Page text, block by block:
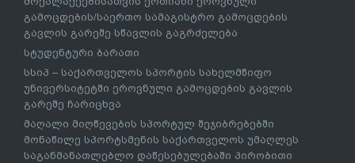
გამოცდების/საერთო სამაგისტრო გამოცდების
გავლის გარეშე სწავლის გაგრძელება
სტუდენტური ბარათი
სსიპ – საქართველოს სპორტის სახელმწიფო
უნივერსიტეტში ეროვნული გამოცდების გავლის
გარეშე ჩარიცხვა
მაღალი მიღწევების სპორტულ შეჯიბრებებში
მონაწილე სპორტსმენის საქართველოს უმაღლეს
საგანმანათლებლო დაწესებულებაში პირობითი